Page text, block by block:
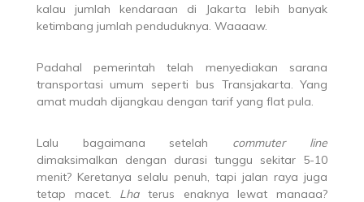
kalau jumlah kendaraan di Jakarta lebih banyak
ketimbang jumlah penduduknya. Waaaaw.
Padahal pemerintah telah menyediakan sarana
transportasi umum seperti bus Transjakarta. Yang
amat mudah dijangkau dengan tarif yang flat pula.
Lalu bagaimana setelah commuter line
dimaksimalkan dengan durasi tunggu sekitar 5-10
menit? Keretanya selalu penuh, tapi jalan raya juga
tetap macet. Lhaterus enaknya lewat manaaa?